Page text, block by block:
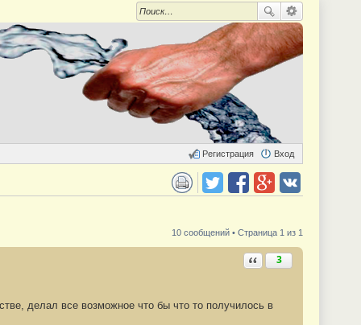
Вход
Регистрация
10 сообщений • Страница 1 из 1
Ответить с цитатой
3
делал все возможное что бы что то получилось в